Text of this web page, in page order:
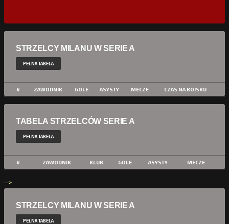
STRZELCY MILANU W SERIE A
PEŁNA TABELA
# ZAWODNIK GOLE ASYSTY MECZE CZAS NA BOISKU
TABELA STRZELCÓW SERIE A
PEŁNA TABELA
# ZAWODNIK KLUB GOLE ASYSTY MECZE
-->
STRZELCY MILANU W SERIE A
PEŁNA TABELA